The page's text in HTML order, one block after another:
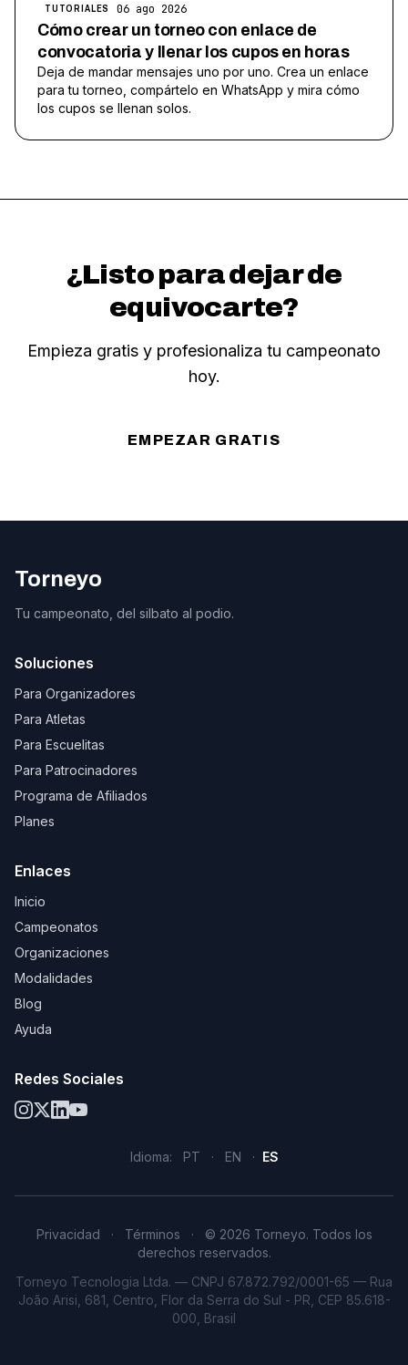
TUTORIALES 06 ago 2026
Cómo crear un torneo con enlace de
convocatoria y llenar los cupos en horas
Deja de mandar mensajes uno por uno. Crea un enlace
para tu torneo, compártelo en WhatsApp y mira cómo
los cupos se llenan solos.
¿Listo para dejar de
equivocarte?
Empieza gratis y profesionaliza tu campeonato
hoy.
EMPEZAR GRATIS
Torneyo
Tu campeonato, del silbato al podio.
Soluciones
Para Organizadores
Para Atletas
Para Escuelitas
Para Patrocinadores
Programa de Afiliados
Planes
Enlaces
Inicio
Campeonatos
Organizaciones
Modalidades
Blog
Ayuda
Redes Sociales
Idioma: PT · EN · ES
Privacidad · Términos ·
© 2026 Torneyo. Todos los
derechos reservados.
Torneyo Tecnologia Ltda. — CNPJ 67.872.792/0001-65 — Rua
João Arisi, 681, Centro, Flor da Serra do Sul - PR, CEP 85.618-
000, Brasil